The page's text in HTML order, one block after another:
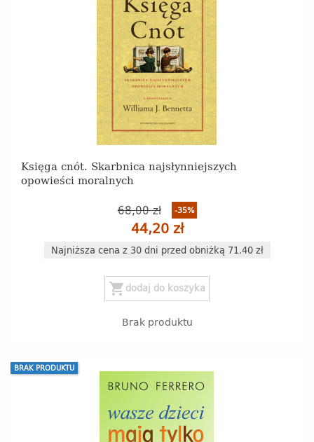
Księga cnót. Skarbnica najsłynniejszych
opowieści moralnych
68,00 zł -35%
44,20 zł
Najniższa cena z 30 dni przed obniżką 71.40 zł
shopping_cart dodaj do koszyka
Brak produktu
BRAK PRODUKTU